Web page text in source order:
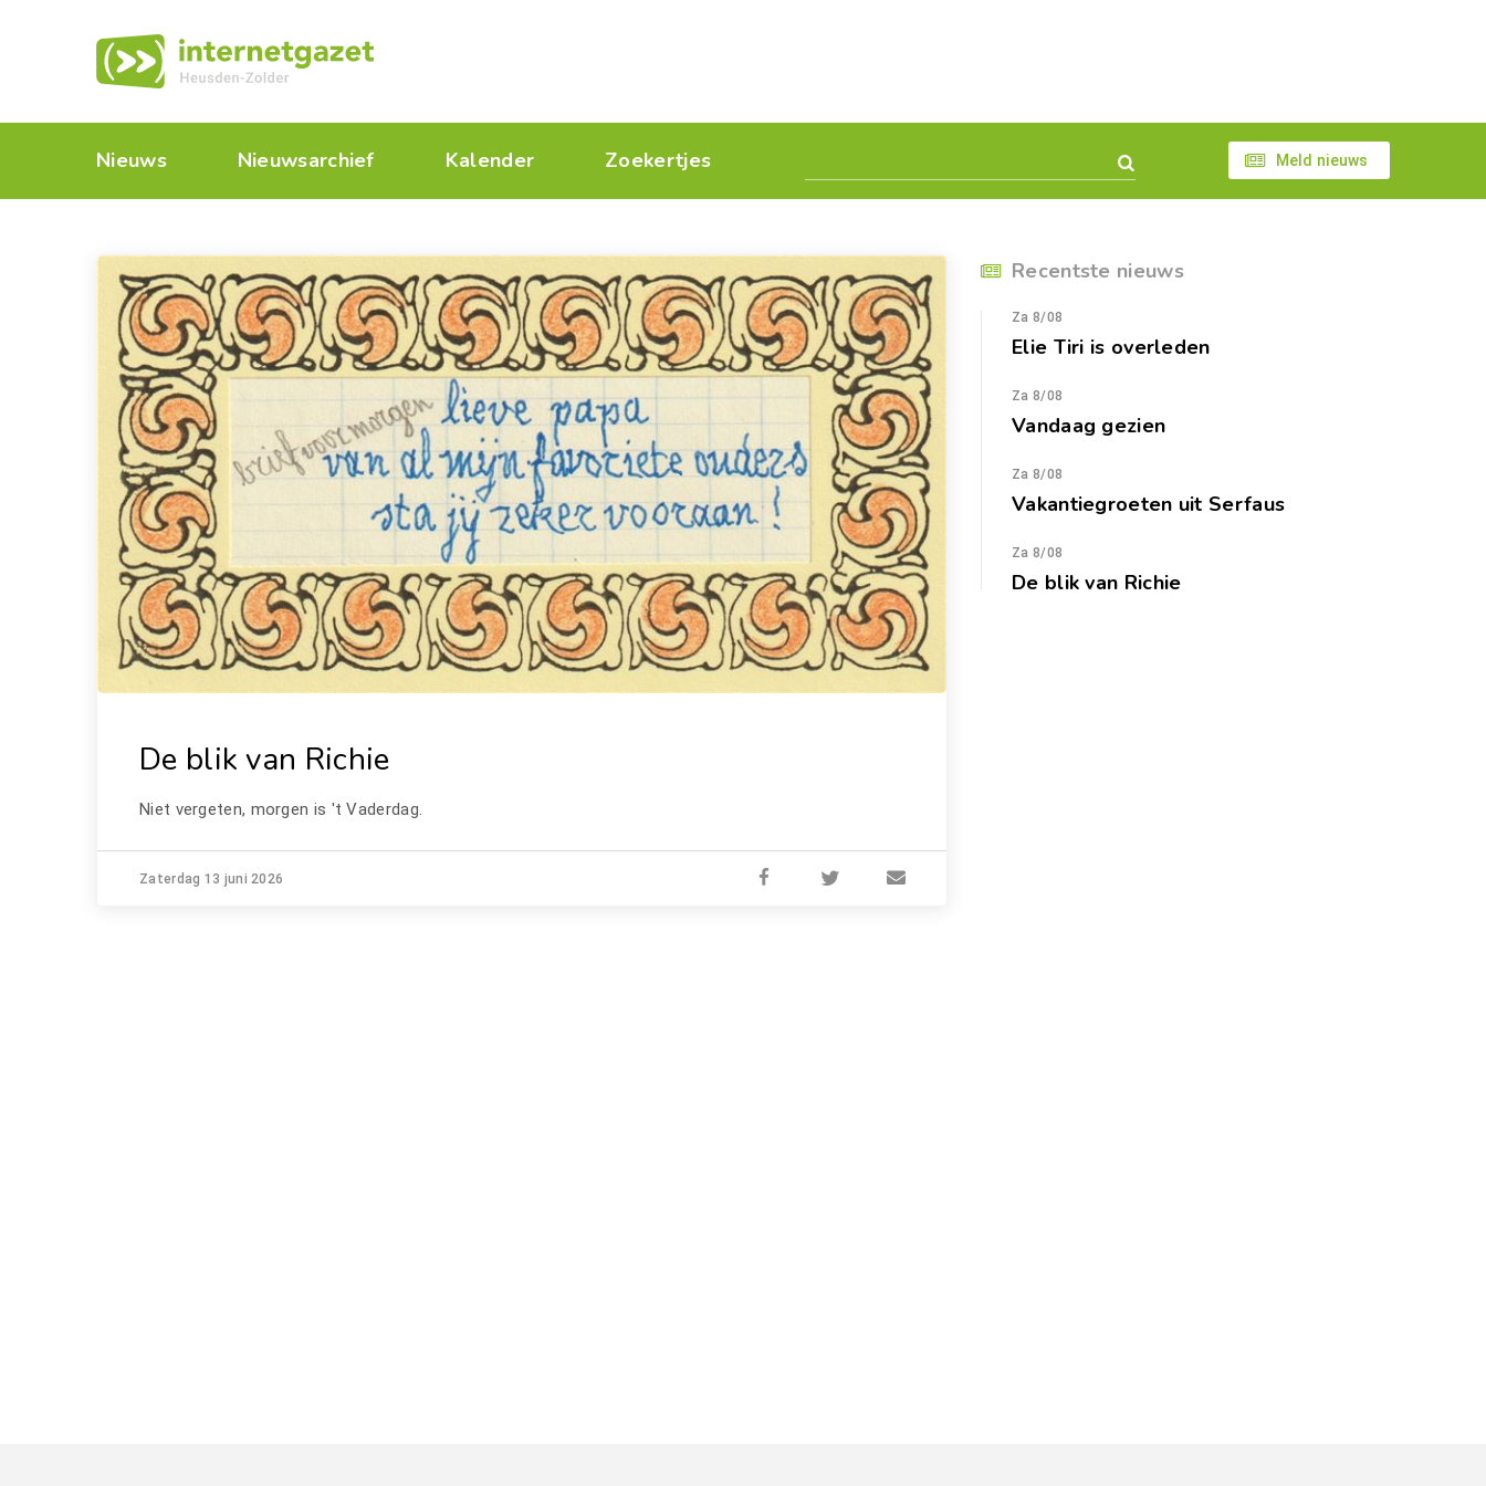
Nieuws Nieuwsarchief Kalender Zoekertjes Meld nieuws
De blik van Richie
Niet vergeten, morgen is 't Vaderdag.
Zaterdag 13 juni 2026
Recentste nieuws
Za 8/08
Elie Tiri is overleden
Za 8/08
Vandaag gezien
Za 8/08
Vakantiegroeten uit Serfaus
Za 8/08
De blik van Richie